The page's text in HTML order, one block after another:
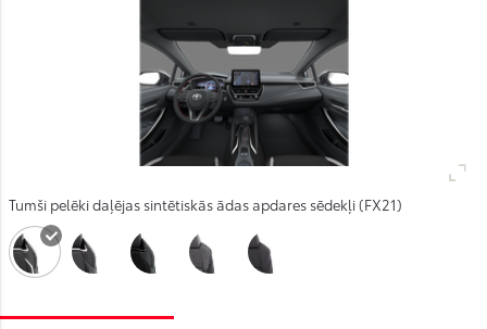
Tumši pelēki daļējas sintētiskās ādas apdares sēdekļi (FX21)